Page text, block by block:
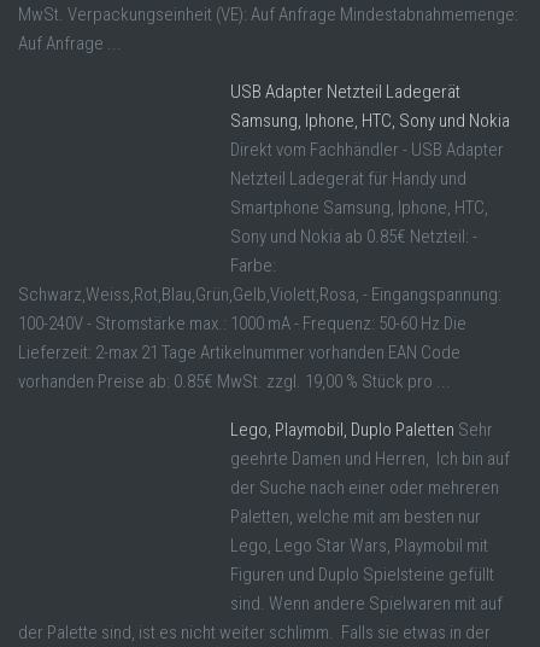
MwSt. Verpackungseinheit (VE): Auf Anfrage Mindestabnahmemenge:
Auf Anfrage ...
USB Adapter Netzteil Ladegerät
Samsung, Iphone, HTC, Sony und Nokia
Direkt vom Fachhändler - USB Adapter
Netzteil Ladegerät für Handy und
Smartphone Samsung, Iphone, HTC,
Sony und Nokia ab 0.85€ Netzteil: -
Farbe:
Schwarz,Weiss,Rot,Blau,Grün,Gelb,Violett,Rosa, - Eingangspannung:
100-240V - Stromstärke max.: 1000 mA - Frequenz: 50-60 Hz Die
Lieferzeit: 2-max 21 Tage Artikelnummer vorhanden EAN Code
vorhanden Preise ab: 0.85€ MwSt. zzgl. 19,00 % Stück pro ...
Lego, Playmobil, Duplo Paletten Sehr
geehrte Damen und Herren, Ich bin auf
der Suche nach einer oder mehreren
Paletten, welche mit am besten nur
Lego, Lego Star Wars, Playmobil mit
Figuren und Duplo Spielsteine gefüllt
sind. Wenn andere Spielwaren mit auf
der Palette sind, ist es nicht weiter schlimm. Falls sie etwas in der